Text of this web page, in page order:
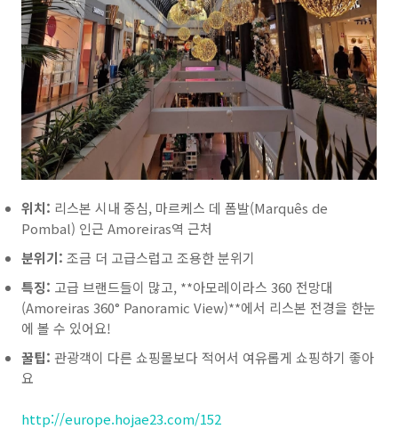
위치: 리스본 시내 중심, 마르케스 데 폼발(Marquês de
Pombal) 인근 Amoreiras역 근처
분위기: 조금 더 고급스럽고 조용한 분위기
특징: 고급 브랜드들이 많고, **아모레이라스 360 전망대
(Amoreiras 360° Panoramic View)**에서 리스본 전경을 한눈
에 볼 수 있어요!
꿀팁: 관광객이 다른 쇼핑몰보다 적어서 여유롭게 쇼핑하기 좋아
요
http://europe.hojae23.com/152